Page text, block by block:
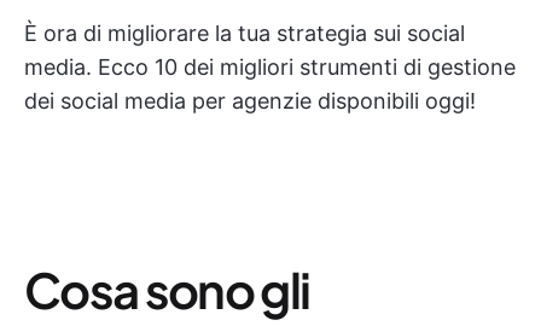
È ora di migliorare la tua strategia sui social
media. Ecco 10 dei migliori strumenti di gestione
dei social media per agenzie disponibili oggi!
Cosa sono gli